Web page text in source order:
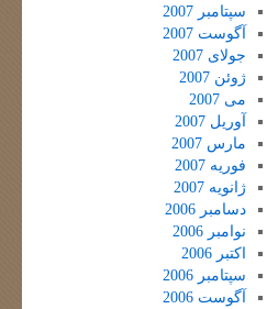
سپتامبر 2007
آگوست 2007
جولای 2007
ژوئن 2007
می 2007
آوریل 2007
مارس 2007
فوریه 2007
ژانویه 2007
دسامبر 2006
نوامبر 2006
اکتبر 2006
سپتامبر 2006
آگوست 2006